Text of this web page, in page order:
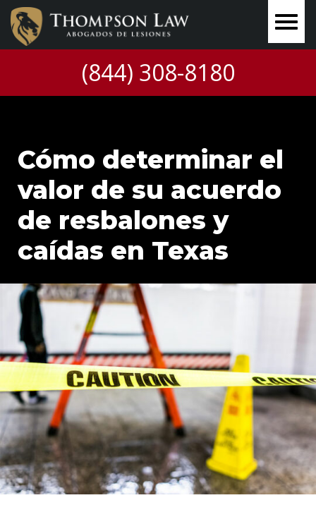
(844) 308-8180
Cómo determinar el
valor de su acuerdo
de resbalones y
caídas en Texas